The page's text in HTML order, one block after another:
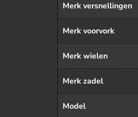
Merk versnellingen
Merk voorvork
Merk wielen
Merk zadel
Model